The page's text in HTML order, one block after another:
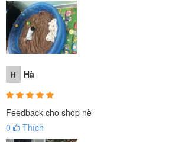
Bể bơicó van lớn thuận tiện cho việc hơm
H Hà
Feedback cho shop nè
0
Thích